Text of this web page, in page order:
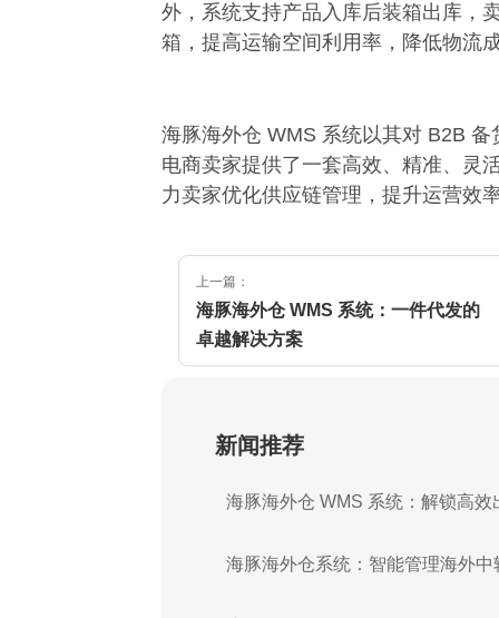
外，系统支持产品入库后装箱出库，
箱，提高运输空间利用率，降低物流
海豚海外仓 WMS 系统以其对 B2B
电商卖家提供了一套高效、精准、灵
力卖家优化供应链管理，提升运营效
上一篇：
海豚海外仓 WMS 系统：一件代发的
卓越解决方案
新闻推荐
海豚海外仓 WMS 系统：解锁高
海豚海外仓系统：智能管理海外